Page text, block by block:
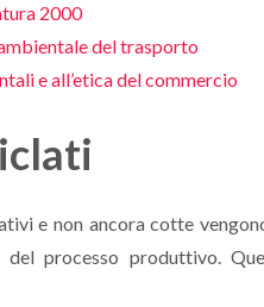
2000
del trasporto
e all’etica del commercio
e non ancora cotte
processo produttivo.